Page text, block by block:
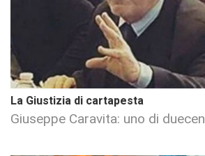
La Giustizia di cartapesta
Giuseppe Caravita: uno di